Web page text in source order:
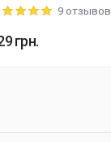
5 out of 59 отзывов
грн.